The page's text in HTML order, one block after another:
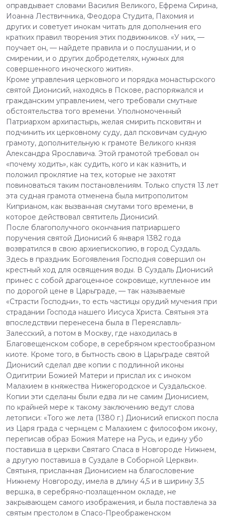
оправдывает словами Василия Великого, Ефрема Сирина,
Иоанна Лествичника, Феодора Студита, Пахомия и
других и советует инокам читать для дополнения его
кратких правил творения этих подвижников. «У них, —
поучает он, — найдете правила и о послушании, и о
смирении, и о других добродетелях, нужных для
совершенного иноческого жития».
Кроме управления церковного и порядка монастырского
святой Дионисий, находясь в Пскове, распоряжался и
гражданским управлением, чего требовали смутные
обстоятельства того времени. Уполномоченный
Патриархом архипастырь, желая смирить псковитян и
подчинить их церковному суду, дал псковичам судную
грамоту, дополнительную к грамоте Великого князя
Александра Ярославича. Этой грамотой требовал он
«почему ходить», как судить, кого и как казнить, и
положил проклятие на тех, которые не захотят
повиноваться таким постановлениям. Только спустя 13 лет
эта судная грамота отменена была митрополитом
Киприаном, как вызванная смутами того времени, в
которое действовал святитель Дионисий.
После благополучного окончания патриаршего
поручения святой Дионисий 6 января 1382 года
возвратился в свою архиепископию, в город Суздаль.
Здесь в праздник Богоявления Господня совершил он
крестный ход для освящения воды. В Суздаль Дионисий
принес с собой драгоценное сокровище, купленное им
по дорогой цене в Царьграде, — так называемые
«Страсти Господни», то есть частицы орудий мучения при
страдании Господа нашего Иисуса Христа. Святыня эта
впоследствии перенесена была в Переяславль-
Залесский, а потом в Москву, где находилась в
Благовещенском соборе, в серебряном крестообразном
киоте. Кроме того, в бытность свою в Царьграде святой
Дионисий сделал две копии с подлинной иконы
Одигитрии Божией Матери и прислал их с иноком
Малахием в княжества Нижегородское и Суздальское.
Копии эти сделаны были едва ли не самим Дионисием,
по крайней мере к такому заключению ведут слова
летописи: «Того же лета (1380 г.) Дионисий епископ посла
из Царя града с чернцем с Малахием с философом икону,
переписав образ Божия Матере на Русь, и едину убо
поставиша в церкви Святаго Спаса в Новгороде Нижнем,
а другую поставиша в Суздале в Соборной Церкви».
Святыня, присланная Дионисием на благословение
Нижнему Новгороду, имела в длину 4,5 и в ширину 3,5
вершка, в серебряно-позлащенном окладе, не
закрывающем самого изображения, и была поставлена за
святым престолом в Спасо-Преображенском